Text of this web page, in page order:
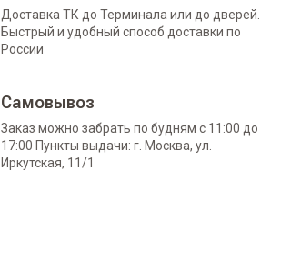
Доставка ТК до Терминала или до дверей.
Быстрый и удобный способ доставки по
России
Самовывоз
Заказ можно забрать по будням с 11:00 до
17:00 Пункты выдачи: г. Москва, ул.
Иркутская, 11/1